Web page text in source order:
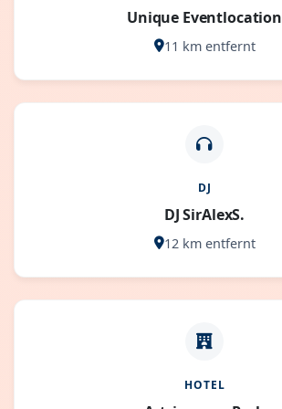
Unique Eventlocation
11 km entfernt
DJ
DJ SirAlexS.
12 km entfernt
HOTEL